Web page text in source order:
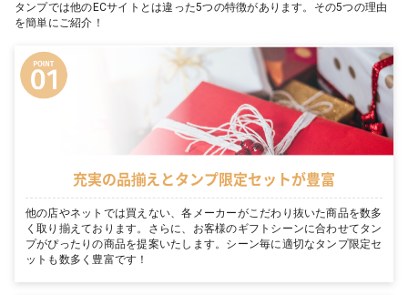
タンプでは他のECサイトとは違った5つの特徴があります。その5つの理由
を簡単にご紹介！
充実の品揃えとタンプ限定セットが豊富
他の店やネットでは買えない、各メーカーがこだわり抜いた商品を数多
く取り揃えております。さらに、お客様のギフトシーンに合わせてタン
プがぴったりの商品を提案いたします。シーン毎に適切なタンプ限定セ
ットも数多く豊富です！